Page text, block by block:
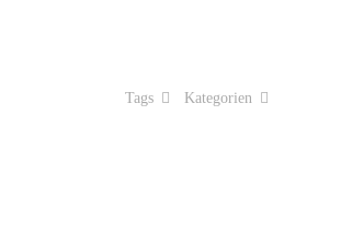
Kategorien
Tags